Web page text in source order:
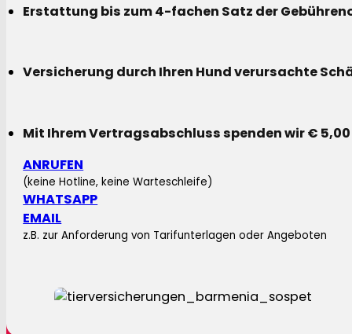
Erstattung bis zum 4-fachen Satz der
Versicherung durch Ihren Hund verursachte
Mit Ihrem Vertragsabschluss spenden wir €
ANRUFEN
(keine Hotline, keine Warteschleife)
WHATSAPP
EMAIL
z.B. zur Anforderung von Tarifunterlagen oder Angeboten